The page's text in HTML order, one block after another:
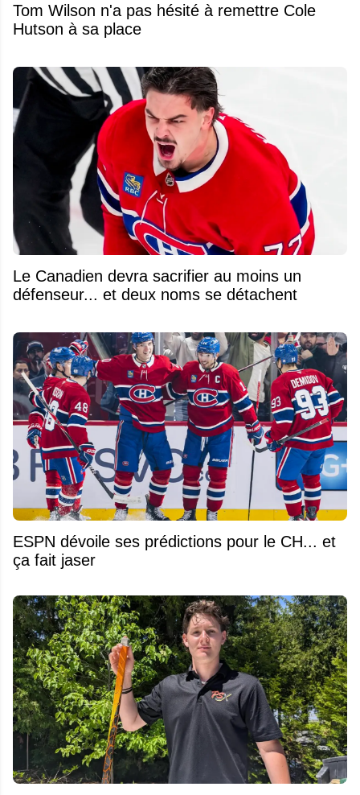
Tom Wilson n'a pas hésité à remettre Cole
Hutson à sa place
Le Canadien devra sacrifier au moins un
défenseur... et deux noms se détachent
ESPN dévoile ses prédictions pour le CH... et
ça fait jaser